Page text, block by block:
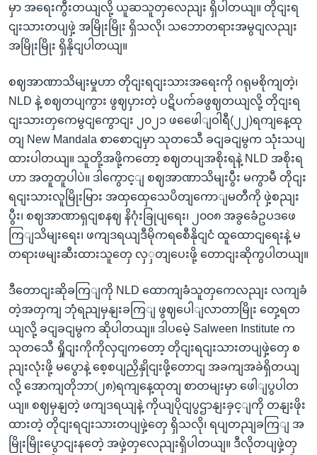
မှာ အရေးကွီးတယျလို့ ယူဆသူတှလေညျး ရှိပါတယျ။ တိုငျးရ
ငျးသားတပျဖှဲ့ အမြိုးမြိုး ရှိသလို၊ သဘောတရားအမွငျလညျး
အမြိုးမြိုး ရှိနိုငျပါတယျ။
စဈအာဏာသိမျးမှုဟာ တိုငျးရငျးသားအရေးကို ဂရုမစိုကျတဲ့၊
NLD နဲ့ စဈတပျကွား ဖွဈပှားတဲ့ ပဋိပက်ခဖွဈတယျလို့ တိုငျးရ
ငျးသားတှကေမွငျကွောငျး ၂၀၂၁ ဖဖေေါျဝါရီ(၂၂)ရကျနေ့ထု
တျ New Mandala စာစောငျမှာ သုတသေီ ခငျခငျမွက သုံးသပျ
ထားပါတယျ။ သူတို့အဖို့ကတော့ စဈတပျအစိုးရနဲ့ NLD အစိုးရ
ဟာ အတူတူပါပဲ။ ဒါကွောင့ျ စဈအာဏာသိမျးပွီး မကွာမီ တိုငျး
ရငျးသားလူမြိုးမြား အထှထှေသေပိတျကောျမတီကို ဖှဲ့စညျး
ပွီး၊ စဈအာဏာရှငျစနဈ နိဂုံးခြုပျရေး၊ ၂၀၀၈ အခွခေံဥပဒဖေ
ကြျသိမျးရေး၊ ဖကျဒရယျဒီမိုကရစေီနိုငျငံ ထူထောငျရေးနဲ့ မ
တရားဖမျးဆီးထားသူတှေ လှှတျပေးဖို့ တောငျးဆိုကွပါတယျ။
ဒီတောငျးဆိုခကြျကို NLD ထောကျခံသူတှကေလညျး လကျခံ
တဲ့အတှကျ ဘုံရညျမှနျးခကြျ ဖွဈပေါျလာတာမြိုး တှေ့ရတ
ယျလို့ ခငျခငျမွက ဆိုပါတယျ။ ဒါပမေဲ့ Salween Institute က
သုတသေီ ရှိုငျးကိုကိုလှငျကတော့ တိုငျးရငျးသားတပျဖှဲ့တှေ စ
ညျးလုံးဖို့ မပွောနဲ့ စေ့စပျညှိနှိုငျးဖို့တောငျ အခကျအခဲရှိတယျ
လို့ အောကျတိုဘာ(၂၈)ရကျနေ့ထုတျ စာတမျးမှာ ဖေါျပွပါတ
ယျ။ စဈမှနျတဲ့ ဖကျဒရယျနဲ့ ကိုယျပိုငျပွဌာနျးခှင့ျကို တနျးဖိုး
ထားတဲ့ တိုငျးရငျးသားတပျဖှဲ့တှေ ရှိသလို၊ ရပျတညျခကြျ အ
မြိုးမြိုးပွောငျးနတေဲ့ အဖှဲ့တှလေညျးရှိပါတယျ။ ဒီလိုတပျဖှဲ့တှ